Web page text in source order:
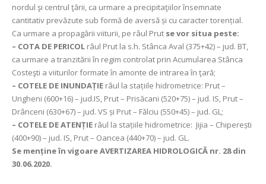
nordul şi centrul ţării, ca urmare a precipitaţiilor însemnate
cantitativ prevăzute sub formă de aversă și cu caracter torențial.
Ca urmare a propagării viiturii, pe râul Prut se vor situa peste:
– COTA DE PERICOL râul Prut la s.h. Stânca Aval (375+42) – jud. BT,
ca urmare a tranzitării în regim controlat prin Acumularea Stânca
Costeşti a viiturilor formate în amonte de intrarea în ţară;
– COTELE DE INUNDAȚIE râul la stațiile hidrometrice: Prut –
Ungheni (600+16) – jud.IS, Prut – Prisăcani (520+75) – jud. IS, Prut –
Drânceni (630+67) – jud. VS și Prut – Fălciu (550+45) – jud. GL;
– COTELE DE ATENȚIE râul la stațiile hidrometrice: Jijia – Chiperești
(400+90) – jud. IS, Prut – Oancea (440+70) – jud. GL.
Se menține în vigoare AVERTIZAREA HIDROLOGICĂ nr. 28 din
30.06.2020.